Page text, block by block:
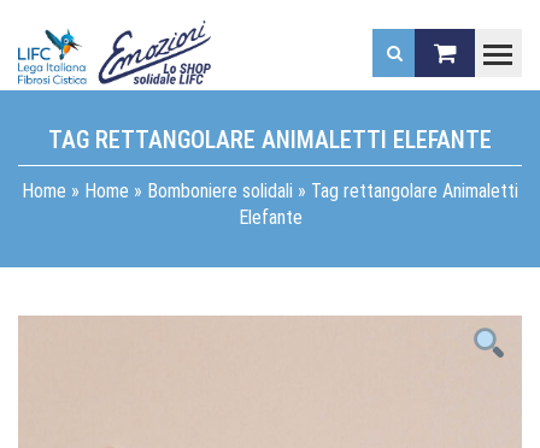
TAG RETTANGOLARE ANIMALETTI ELEFANTE
Home » Home » Bomboniere solidali » Tag rettangolare Animaletti
Elefante